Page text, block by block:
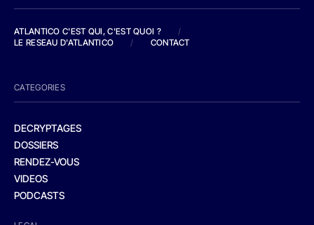
ATLANTICO C'EST QUI, C'EST QUOI ?
/
LE RESEAU D'ATLANTICO
/ CONTACT
CATEGORIES
DECRYPTAGES
DOSSIERS
RENDEZ-VOUS
VIDEOS
PODCASTS